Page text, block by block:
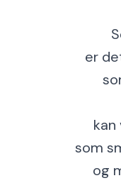
er
kan
som
og